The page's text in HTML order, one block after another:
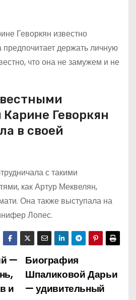
Геворкян известно
предпочитает держать личную
что она не замужем и не
Геворкян
в своей
с такими
как Артур Меквелян,
Она также выступала на
Лопес.
Биография
Шпаликовой Дарьи
— удивительный
—
и